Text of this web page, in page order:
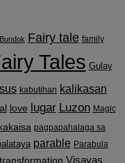
Bundok Fairy tale family
Tales Gulay
kabutihan kalikasan
love lugar Luzon Magic
pagpapahalaga sa
parable Parabula
transformation Visayas